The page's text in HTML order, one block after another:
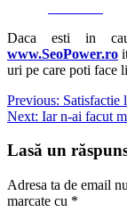
Daca esti in
www.SeoPower.ro
uri pe care poti face
Navigare
în
articole
Previous: Satisfactie
Next: Iar n-ai facut
Lasă un
Adresa ta de email
marcate cu *